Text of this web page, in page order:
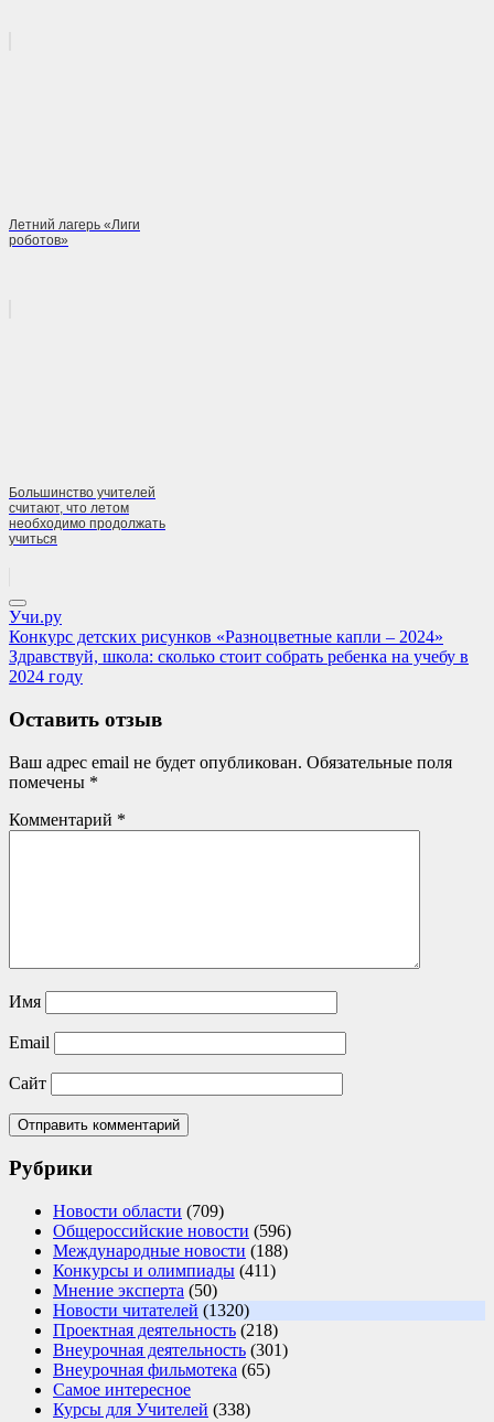
Летний лагерь «Лиги
роботов»
Большинство учителей
считают, что летом
необходимо продолжать
учиться
Учи.ру
Навигация
по
Previous
Post:
Конкурс детских рисунков «Разноцветные капли – 2024»
Next
Post:
Здравствуй, школа: сколько стоит собрать ребенка на учебу в
2024 году
Оставить отзыв
Ваш адрес email не будет опубликован. Обязательные поля
помечены *
Комментарий *
Имя
Email
Сайт
Рубрики
Новости области (709)
Общероссийские новости (596)
Международные новости (188)
Конкурсы и олимпиады (411)
Мнение эксперта (50)
Новости читателей (1320)
Проектная деятельность (218)
Внеурочная деятельность (301)
Внеурочная фильмотека (65)
Самое интересное
Курсы для Учителей (338)